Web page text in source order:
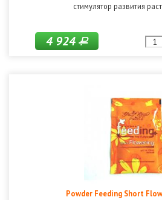
стимулятор развития
4 924Р
Powder Feeding Short